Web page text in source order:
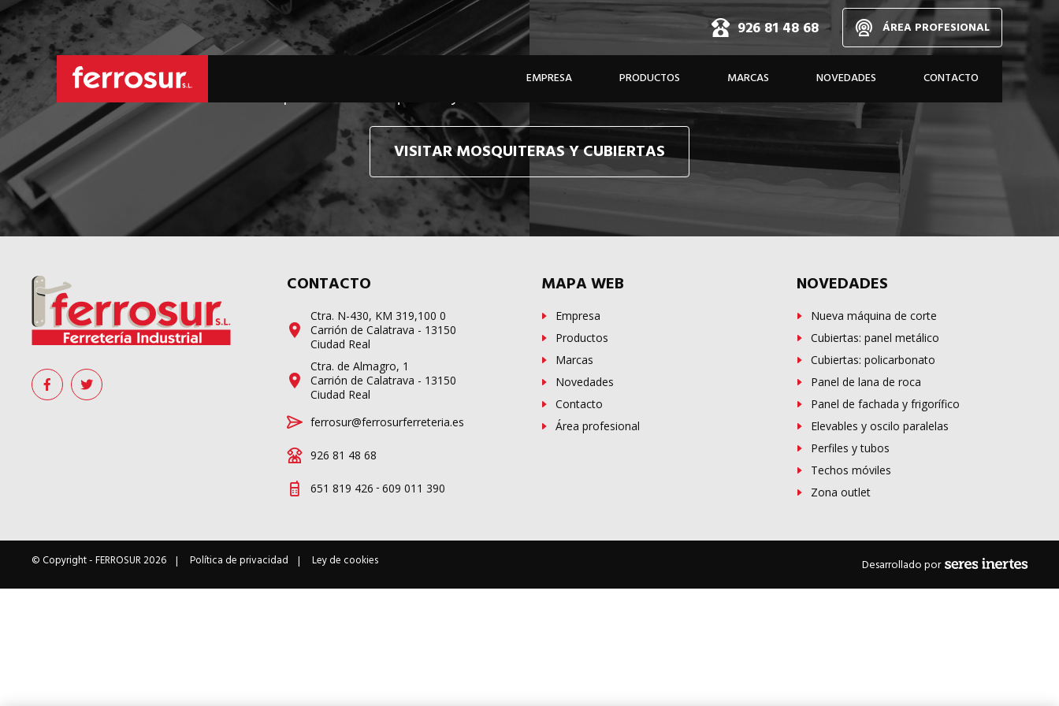
926 81 48 68 ÁREA PROFESIONAL
EMPRESA PRODUCTOS MARCAS NOVEDADES CONTACTO
Le hacemos llegar, allí donde esté, y en tiempo récord,
sus pedidos de mosquiteras y sistemas de cubiertas confeccionadosA MEDIDA
VISITAR MOSQUITERAS Y CUBIERTAS
CONTACTO
Ctra. N-430, KM 319,100 0
Carrión de Calatrava - 13150
Ciudad Real
Ctra. de Almagro, 1
Carrión de Calatrava - 13150
Ciudad Real
ferrosur@ferrosurferreteria.es
926 81 48 68
651 819 426 - 609 011 390
MAPA WEB
Empresa
Productos
Marcas
Novedades
Contacto
Área profesional
NOVEDADES
Nueva máquina de corte
Cubiertas: panel metálico
Cubiertas: policarbonato
Panel de lana de roca
Panel de fachada y frigorífico
Elevables y oscilo paralelas
Perfiles y tubos
Techos móviles
Zona outlet
© Copyright -FERROSUR2026 Política de privacidad Ley de cookies Desarrollado por